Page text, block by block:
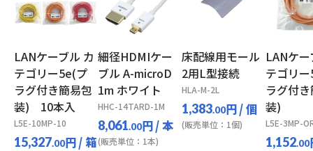
LANケーブル カ
テゴリー5e(プ
ラグ付き簡易包
装) 10本入
L5E-10MP-10
15,327.00円/ 箱
細径HDMIケー
ブル A-microD
1m ホワイト
HHC-14TARD-1M
8,061.00円/ 本
(販売単位：1本)
床配線用モール
2用L型接続
HLA-M-2L
1,383.00円/ 個
(販売単位：1個)
LANケ
テゴリ
ラグ付
装)
L5E-3MP-
1,152.00